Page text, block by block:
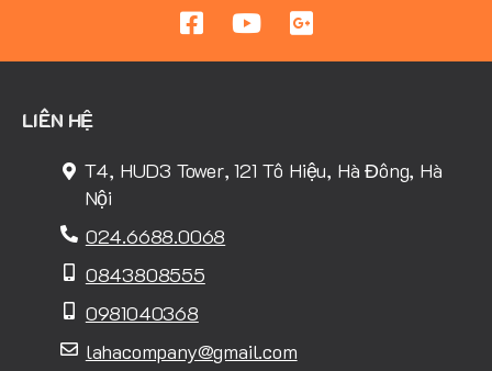
LIÊN HỆ
T4, HUD3 Tower, 121 Tô Hiệu, Hà Đông, Hà
Nội
024.6688.0068
0843808555
0981040368
lahacompany@gmail.com